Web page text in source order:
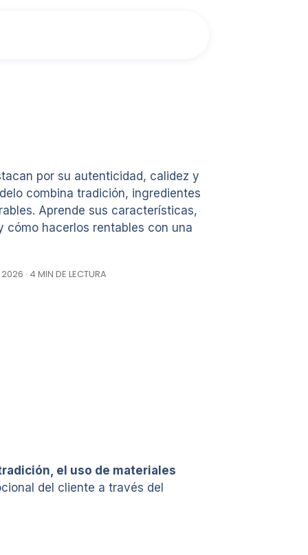
por su autenticidad, calidez y
combina tradición, ingredientes
Aprende sus características,
cómo hacerlos rentables con una
2026 · 4 MIN DE LECTURA
el uso de materiales
del cliente a través del